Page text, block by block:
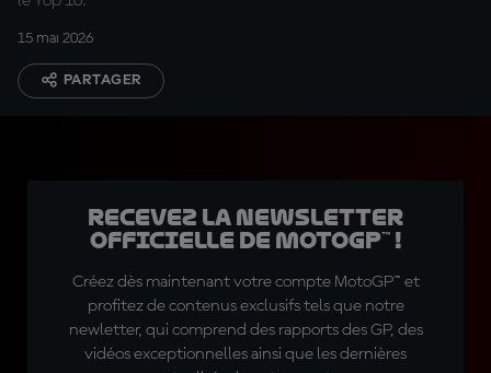
15 mai 2026
PARTAGER
Recevez la Newsletter
officielle de MotoGP™ !
Créez dès maintenant votre compte MotoGP™ et
profitez de contenus exclusifs tels que notre
newletter, qui comprend des rapports des GP, des
vidéos exceptionnelles ainsi que les dernières